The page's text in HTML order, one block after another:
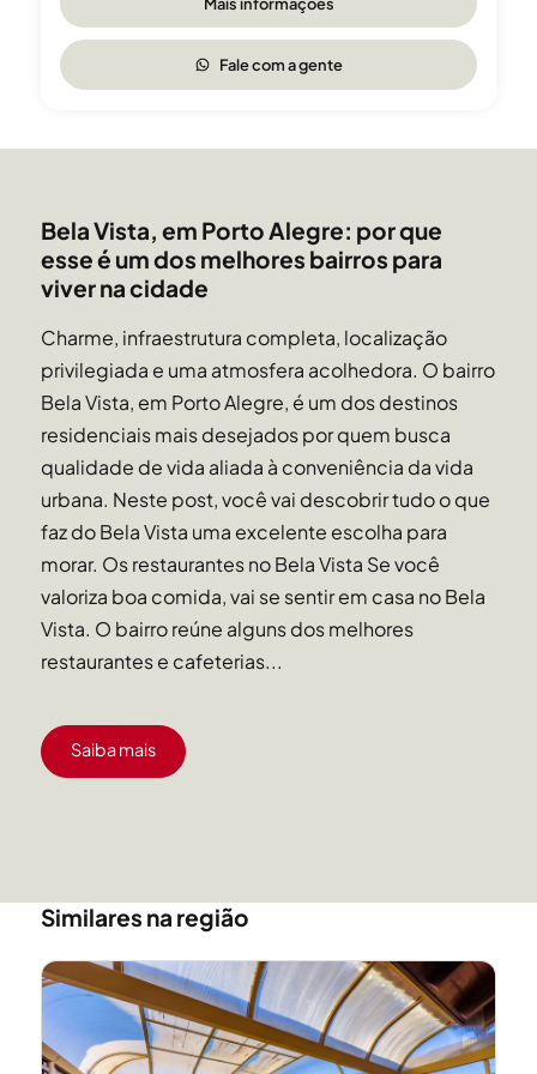
precisem ir muito
longe para encontrar tudo que precisam para viver bem e é
também um bairro
que oferece excelente público para os negócios.
Fale com a gente
Bela Vista, em Porto Alegre: por que
esse é um dos melhores bairros para
viver na cidade
Charme, infraestrutura completa, localização
privilegiada e uma atmosfera acolhedora. O bairro
Bela Vista, em Porto Alegre, é um dos destinos
residenciais mais desejados por quem busca
qualidade de vida aliada à conveniência da vida
urbana. Neste post, você vai descobrir tudo o que
faz do Bela Vista uma excelente escolha para
morar. Os restaurantes no Bela Vista Se você
valoriza boa comida, vai se sentir em casa no Bela
Vista. O bairro reúne alguns dos melhores
restaurantes e cafeterias...
Saiba mais
Similares na região